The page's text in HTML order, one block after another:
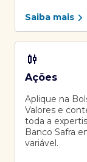
Saiba mais
Ações
Aplique na
Valores e
toda a
Banco Safra
variável.